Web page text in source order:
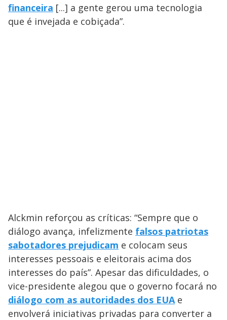
o
financeira [...] a gente gerou uma tecnologia
que é invejada e cobiçada”.
Alckmin reforçou as críticas: “Sempre que o
diálogo avança, infelizmente falsos patriotas
sabotadores prejudicam e colocam seus
interesses pessoais e eleitorais acima dos
interesses do país”. Apesar das dificuldades, o
vice-presidente alegou que o governo focará no
diálogo com as autoridades dos EUAe
envolverá iniciativas privadas para converter a